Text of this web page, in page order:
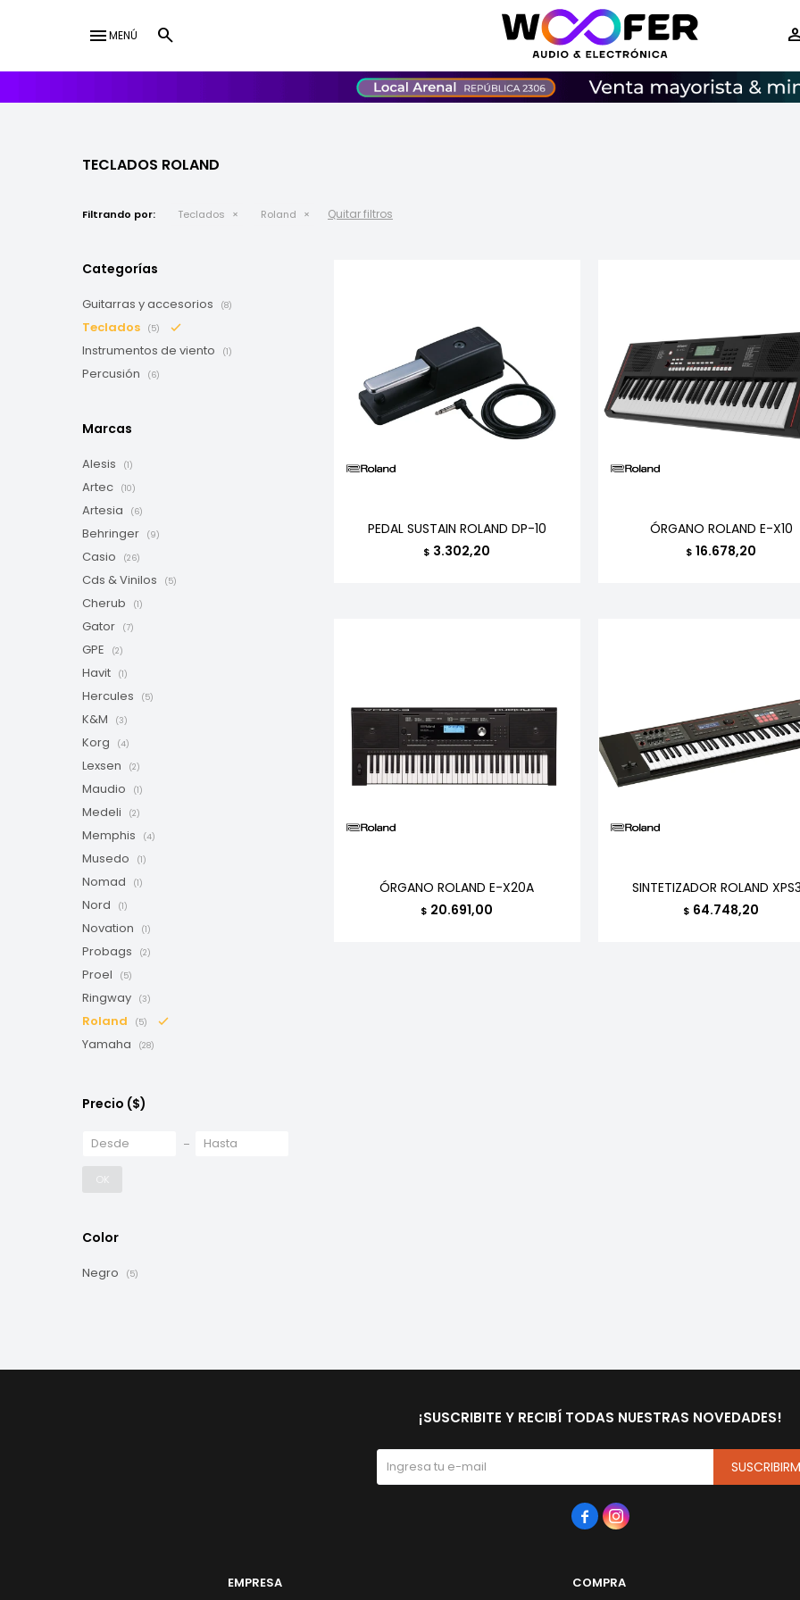
menuMENÚ
TECLADOS ROLAND
Filtrando por: Teclados Roland Quitar filtros
PEDAL SUSTAIN ROLAND DP-10
$ 3.302,20
ÓRGANO ROLAND E-X10
$ 16.678,20
ÓRGANO ROLAND E-X20A
$ 20.691,00
SINTETIZADOR ROLAND
$ 64.748,20
Categorías
Guitarras y accesorios (8)
Teclados (5)
Instrumentos de viento (1)
Percusión (6)
Marcas
Alesis (1)
Artec (10)
Artesia (6)
Behringer (9)
Casio (26)
Cds & Vinilos (5)
Cherub (1)
Gator (7)
GPE (2)
Havit (1)
Hercules (5)
K&M (3)
Korg (4)
Lexsen (2)
Maudio (1)
Medeli (2)
Memphis (4)
Musedo (1)
Nomad (1)
Nord (1)
Novation (1)
Probags (2)
Proel (5)
Ringway (3)
Roland (5)
Yamaha (28)
Precio ($)
OK
Color
Negro (5)
EMPRESA COMPRA
¡SUSCRIBITE Y RECIBÍ TODAS NUESTRAS NOVEDADES!
 